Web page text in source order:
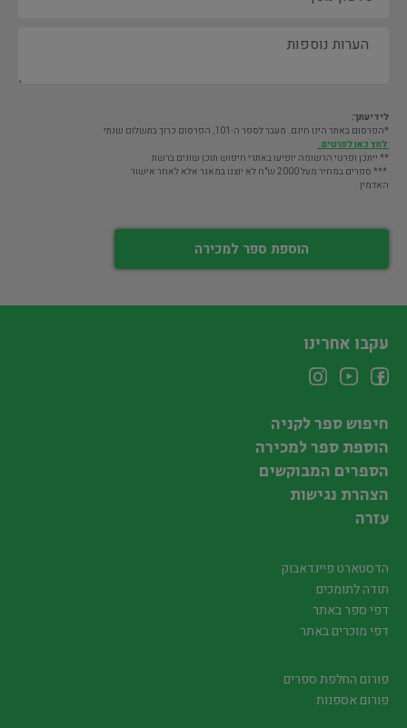
לידיעתך:
*הפרסום באתר הינו חינם. מעבר לספר ה-101, הפרסום כרוך בתשלום שנתי
לחץ כאן לפרטים.
** ייתכן ופרטי הרשומה יופיעו באתרי חיפוש תוכן שונים ברשת
*** ספרים במחיר מעל 2000 ש"ח לא יוצגו במאגר אלא לאחר אישור
האדמין.
הוספת ספר למכירה
עקבו אחרינו
חיפוש ספר לקניה
הוספת ספר למכירה
הספרים המבוקשים
הצהרת נגישות
עזרה
הדסטארט פיינדאבוק
תודה לתומכים
דפי ספר באתר
דפי מוכרים באתר
פורום החלפת ספרים
פורום אספנות